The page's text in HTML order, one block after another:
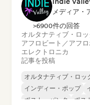
メディア・
>6900件の回答
オルタナティブ・ロッ
アフロビート／アフ
エレクトロニカ
記事を投稿
オルタナティブ・ロッ
インディー・ポップ
ポスト・パンク
ポス